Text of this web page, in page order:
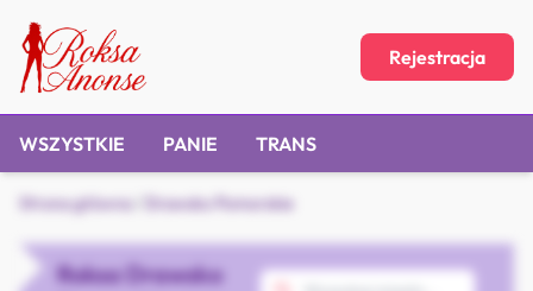
Rejestracja
WSZYSTKIE PANIE TRANS
Strona główna Drawsko Pomorskie
Roksa Drawsko